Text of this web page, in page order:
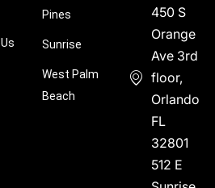
Pines
Sunrise
West Palm
Beach
450 S
Orange
Ave 3rd
floor,
Orlando,
FL
32801
512 E